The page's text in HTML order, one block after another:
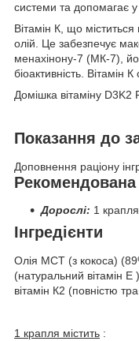
системи та допомагає у
Вітамін К, що
олій. Це забезпечує
менахінону-7 (МК-7),
біоактивність. Вітамін
Домішка вітаміну
Показання до
Доповнення раціону
Рекомендована
Дорослі: 1
Інгредієнти
Олія МСТ (з кокоса)
(натуральний вітамін
вітамін К2 (повністю
1 крапля містить :